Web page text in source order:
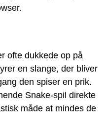
ofte dukkede op på
en slange, der bliver
den spiser en prik.
Snake-spil direkte
måde at mindes de